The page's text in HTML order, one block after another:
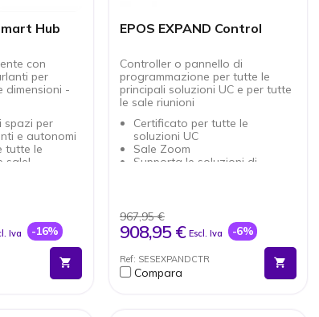
soluzione video adatta
Hub
con
per
dimensioni -
spazi per
e autonomi
tutte le
sale!
Lenovo
11 IoT
unico
Rooms
Iva -16%
EPOS EXPAND Control
Controller o pannello di
programmazione per tutte le
principali soluzioni UC e per tutte
le sale riunioni
Certificato per tutte le
soluzioni UC
Sale Zoom
Supporta le soluzioni di
montaggio
Può essere utilizzato come
controllore o pannello di
967,95 €
908,95 € Escl. Iva -6%
Ref: SESEXPANDCTR
Compara